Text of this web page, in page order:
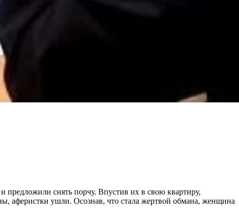
снять порчу. Впустив их в свою квартиру,
аферистки ушли. Осознав, что стала жертвой обмана, женщина